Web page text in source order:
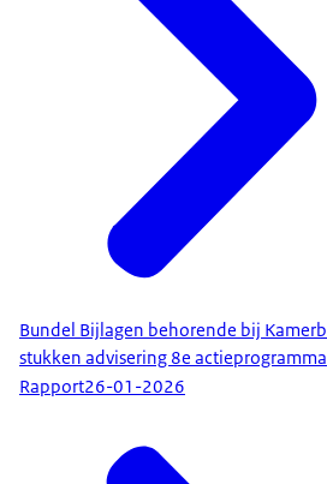
Bundel Bijlagen behorende bij
stukken advisering 8e actieprogramma
Rapport26-01-2026